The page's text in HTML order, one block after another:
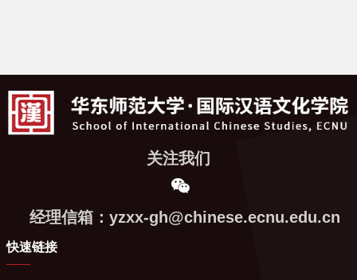
关注我们
经理信箱：yzxx-gh@chinese.ecnu.edu.cn
快速链接